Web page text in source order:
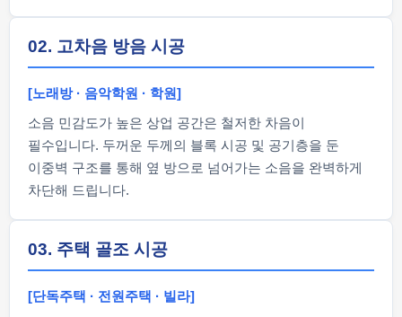
02. 고차음 방음 시공
[노래방 · 음악학원 · 학원]
소음 민감도가 높은 상업 공간은 철저한 차음이
필수입니다. 두꺼운 두께의 블록 시공 및 공기층을 둔
이중벽 구조를 통해 옆 방으로 넘어가는 소음을 완벽하게
차단해 드립니다.
03. 주택 골조 시공
[단독주택 · 전원주택 · 빌라]